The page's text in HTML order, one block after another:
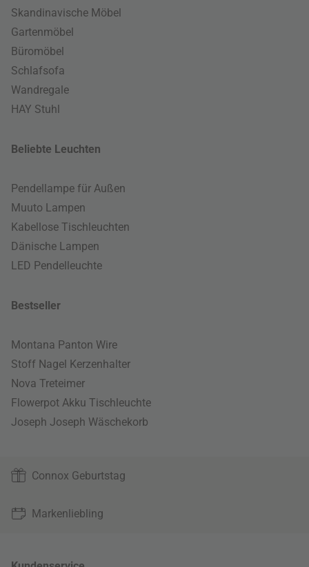
Skandinavische Möbel
Gartenmöbel
Büromöbel
Schlafsofa
Wandregale
HAY Stuhl
Beliebte Leuchten
Pendellampe für Außen
Muuto Lampen
Kabellose Tischleuchten
Dänische Lampen
LED Pendelleuchte
Bestseller
Montana Panton Wire
Stoff Nagel Kerzenhalter
Nova Treteimer
Flowerpot Akku Tischleuchte
Joseph Joseph Wäschekorb
Connox Geburtstag
Markenliebling